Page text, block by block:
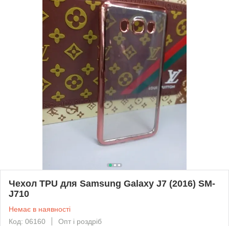
Чехол TPU для Samsung Galaxy J7 (2016) SM-
J710
Немає в наявності
Код: 06160
Опт і роздріб